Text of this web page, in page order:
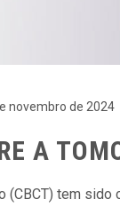
novembro de 2024
A
tem